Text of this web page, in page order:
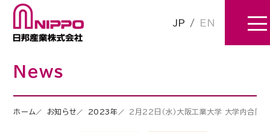
JP / EN
News
ホーム お知らせ 2023年 2月22日（水）大阪工業大学 大学内合同